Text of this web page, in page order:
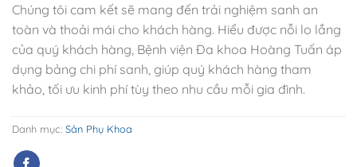
Chúng tôi cam kết sẽ mang đến trải nghiệm sanh an
toàn và thoải mái cho khách hàng. Hiểu được nỗi lo lắng
của quý khách hàng, Bệnh viện Đa khoa Hoàng Tuấn áp
dụng bảng chi phí sanh, giúp quý khách hàng tham
khảo, tối ưu kinh phí tùy theo nhu cầu mỗi gia đình.
Danh mục: Sản Phụ Khoa